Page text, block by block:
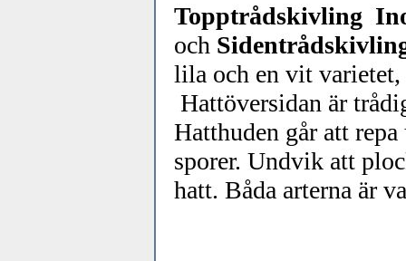
Topptrådskivling
och
lila och en vit varietet,
Hattöversidan är
Hatthuden går att
sporer. Undvik att
hatt. Båda arterna är